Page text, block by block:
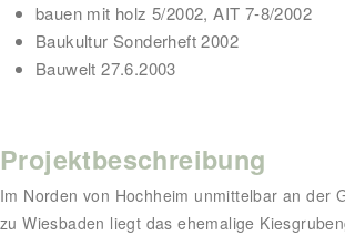
bauen mit holz 5/2002, AIT 7-8/2002
Baukultur Sonderheft 2002
Bauwelt 27.6.2003
Projektbeschreibung
Im Norden von Hochheim unmittelbar an der
zu Wiesbaden liegt das ehemalige